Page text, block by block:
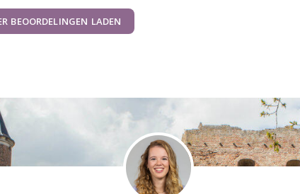
BEOORDELINGEN LADEN